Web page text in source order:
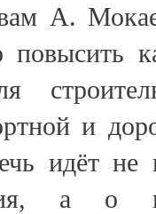
А.
повысить
и
идёт не
а о